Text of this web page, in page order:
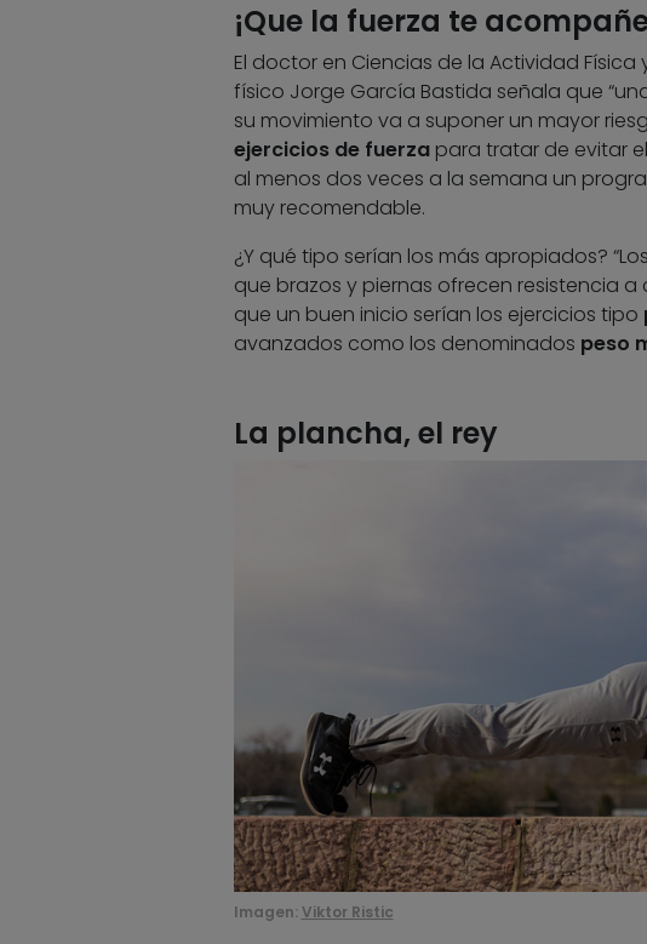
¡Que la fuerza te
El doctor en Ciencias de la Actividad
físico Jorge García Bastida señala que
su movimiento va a suponer un mayor
ejercicios de fuerzapara tratar de evitar
al menos dos veces a la semana un
muy recomendable.
¿Y qué tipo serían los más apropiados?
que brazos y piernas ofrecen resistencia a
que un buen inicio serían los ejercicios tipo
avanzados como los denominados peso
La plancha, el rey
Imagen: Viktor Ristic